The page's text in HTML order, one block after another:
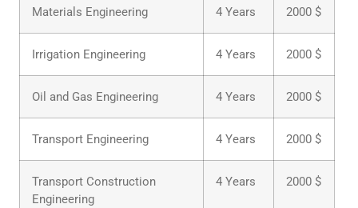
Materials Engineering 4 Years 2000 $
Irrigation Engineering 4 Years 2000 $
Oil and Gas Engineering 4 Years 2000 $
Transport Engineering 4 Years 2000 $
Transport Construction
Engineering
4 Years 2000 $